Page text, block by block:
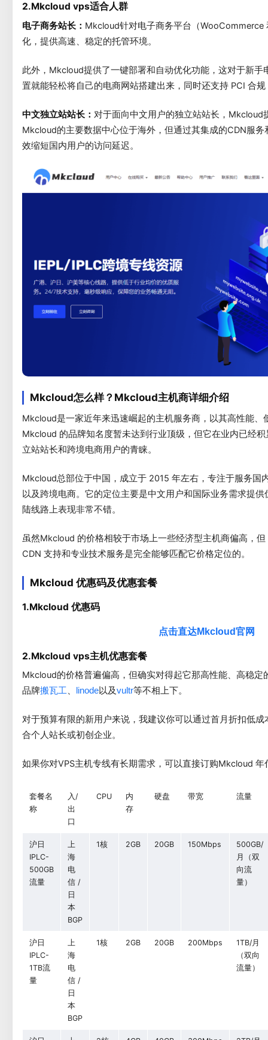
2.Mkcloud vps适合人群
电子商务站长： Mkcloud针对电子商务平台（WooCommerce
化，提供高速、稳定的托管环境。
此外，Mkcloud提供了一键部署和自动优化功能，这对于新手
置就能轻松将自己的电商网站搭建出来，同时还支持 PCI 合
中文独立站站长： 对于面向中文用户的独立站站长，Mkcloud
Mkcloud的主要数据中心位于海外，但通过其集成的CDN服
效缩短国内用户的访问延迟。
Mkcloud怎么样？Mkcloud主机商详细介绍
Mkcloud是一家近年来迅速崛起的主机服务商，以其高性能、
Mkcloud 的品牌知名度暂未达到行业顶级，但它在业内已经
立站站长和跨境电商用户的青睐。
Mkcloud总部位于中国，成立于 2015 年左右，专注于服务国
以及跨境电商。它的定位主要是中文用户和国际业务需求提
陆线路上表现非常不错。
虽然Mkcloud 的价格相较于市场上一些经济型主机商偏高，
CDN 支持和专业技术服务是完全能够匹配它价格定位的。
Mkcloud 优惠码及优惠套餐
1.Mkcloud 优惠码
点击直达Mkcloud官网
2.Mkcloud vps主机优惠套餐
Mkcloud的价格普遍偏高，但确实对得起它那高性能、高稳定
品牌搬瓦工、 linode以及vultr等不相上下。
对于预算有限的新用户来说，我建议你可以通过首月折扣低
合个人站长或初创企业。
如果你对VPS主机专线有长期需求，可以直接订购Mkcloud
套餐名
称
入/
出
口
CPU
内
存
硬盘 带宽 流量
沪日
IPLC-
500GB
流量
上
海
电
信 /
日
本
BGP
1核 2GB 20GB 150Mbps
500GB/
月（双
向流
量）
沪日
IPLC-
1TB流
量
上
海
电
信 /
日
本
BGP
1核 2GB 20GB 200Mbps
1TB/月
（双向
流量）